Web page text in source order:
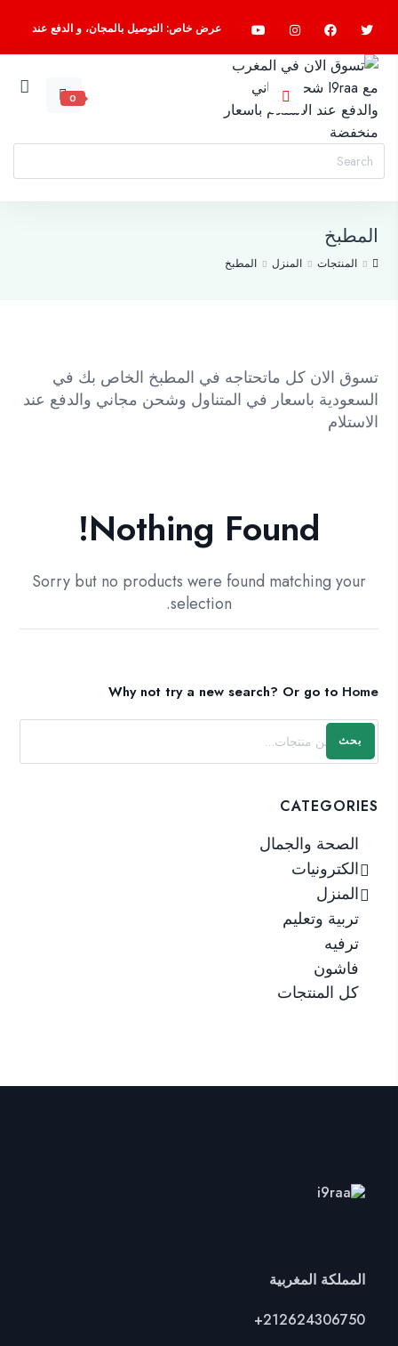
عرض خاص: التوصيل بالمجان، و الدفع عند
الاستلام، اسرع واطلب الآن
0
المطبخ
المنتجات المنزل المطبخ
تسوق الان كل ماتحتاجه في المطبخ الخاص بك في
السعودية باسعار في المتناول وشحن مجاني والدفع عند
الاستلام
Nothing Found!
Sorry but no products were found matching your
selection.
Why not try a new search? Or go to Home
بحث
CATEGORIES
الصحة والجمال
الكترونيات
المنزل
تربية وتعليم
ترفيه
فاشون
كل المنتجات
المملكة المغربية
212624306750
+